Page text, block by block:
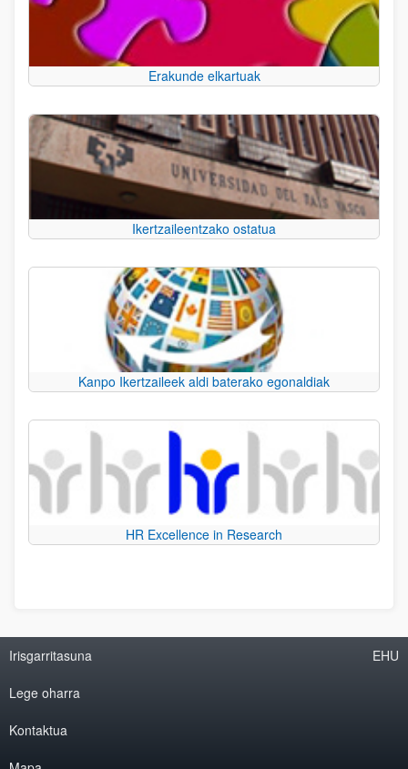
Erakunde elkartuak
Ikertzaileentzako ostatua
Kanpo Ikertzaileek aldi baterako egonaldiak
HR Excellence in Research
Irisgarritasuna
Lege oharra
Kontaktua
EHU